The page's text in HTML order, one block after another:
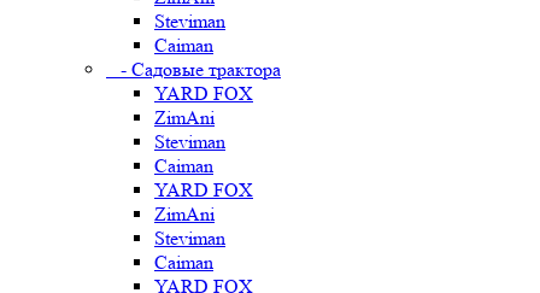
Steviman
Caiman
- Садовые трактора
YARD FOX
ZimAni
Steviman
Caiman
YARD FOX
ZimAni
Steviman
Caiman
YARD FOX